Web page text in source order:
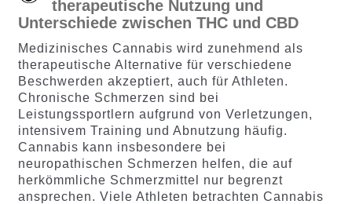
therapeutische Nutzung und
Unterschiede zwischen THC und CBD
Medizinisches Cannabis wird zunehmend als
therapeutische Alternative für verschiedene
Beschwerden akzeptiert, auch für Athleten.
Chronische Schmerzen sind bei
Leistungssportlern aufgrund von Verletzungen,
intensivem Training und Abnutzung häufig.
Cannabis kann insbesondere bei
neuropathischen Schmerzen helfen, die auf
herkömmliche Schmerzmittel nur begrenzt
ansprechen. Viele Athleten betrachten Cannabis